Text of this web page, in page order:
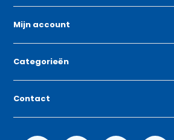
Mijn account
Categorieën
Contact